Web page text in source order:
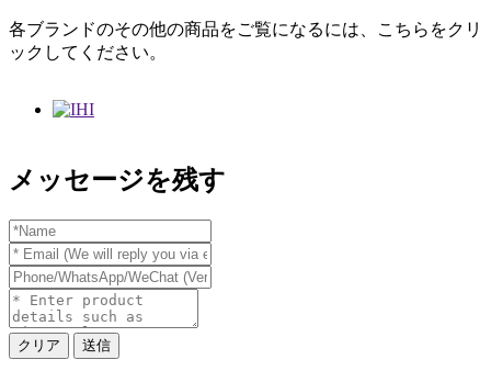
各ブランドのその他の商品をご覧になるには、こちらをクリ
ックしてください。
メッセージを残す
クリア 送信